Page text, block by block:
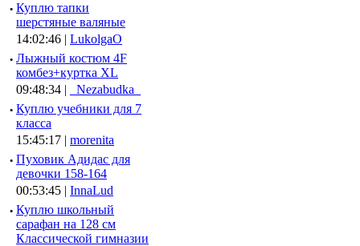
· Куплю тапки
шерстяные валяные
14:02:46 | LukolgaO
· Лыжный костюм 4F
комбез+куртка XL
09:48:34 |
_Nezabudka_
· Куплю учебники для 7
класса
15:45:17 | morenita
· Пуховик Адидас для
девочки 158-164
00:53:45 | InnaLud
· Куплю школьный
сарафан на 128 см
Классической гимназии